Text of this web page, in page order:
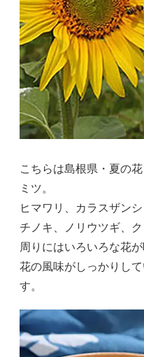
こちらは島根県・夏の
ミツ。
ヒマワリ、カラスザン
チノキ、ノリウツギ、
周りにはいろいろな花
花の風味がしっかりし
す。